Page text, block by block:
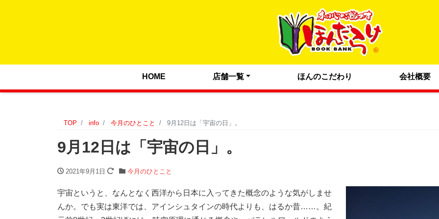
HOME 店舗一覧 ほんのこだわり 会社概要
TOP info 今月のひとこと 9月12日は「宇宙の日」。
9月12日は「宇宙の日」。
2021年9月1日 今月のひとこと
宇宙というと、なんとなく西洋から日本に入ってきた概念のような気がしませ
んか。でも実は東洋では、アインシュタインの時代よりも、はるか昔……。紀